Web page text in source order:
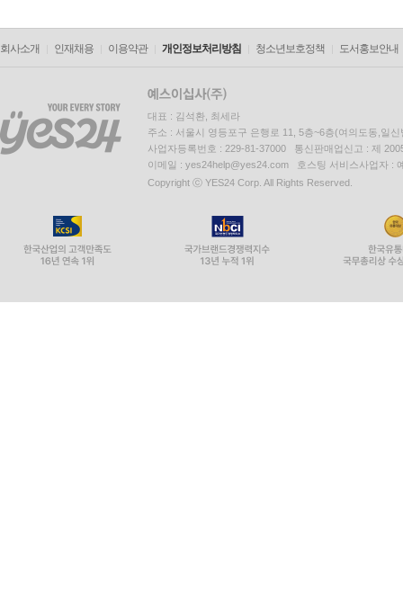
회사소개 인재채용 이용약관 개인정보처리방침 청소년보호정책 도서홍보안내
대표 : 김석환, 최세라
주소 : 서울시 영등포구 은행로 11, 5층~6층(여의도동,일신
사업자등록번호 : 229-81-37000 통신판매업신고 : 제
이메일 : yes24help@yes24.com 호스팅 서비스사업자 :
Copyright ⓒ YES24 Corp. All Rights Reserved.